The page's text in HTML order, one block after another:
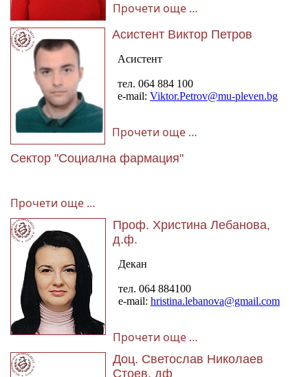
Прочети още …
Асистент Виктор Петров
Прочети още …
Сектор "Социална фармация"
Прочети още …
Проф. Христина Лебанова,
д.ф.
Прочети още …
Доц. Светослав Николаев
Стоев, дф